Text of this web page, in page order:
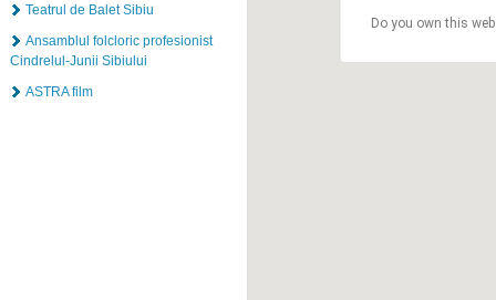
Teatrul de Balet Sibiu
Ansamblul folcloric profesionist
Cindrelul-Junii Sibiului
ASTRA film
Do you own this